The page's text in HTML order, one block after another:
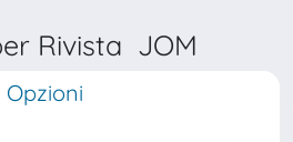
Rivista JOM
Opzioni